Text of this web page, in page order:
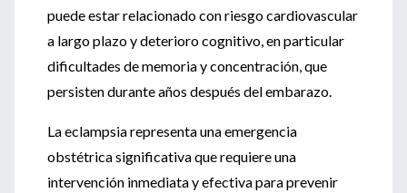
puede estar relacionado con riesgo cardiovascular
a largo plazo y deterioro cognitivo, en particular
dificultades de memoria y concentración, que
persisten durante años después del embarazo.
La eclampsia representa una emergencia
obstétrica significativa que requiere una
intervención inmediata y efectiva para prevenir